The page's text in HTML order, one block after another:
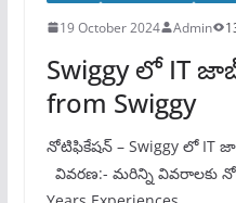
19 October 2024 Admin
Swiggy లో IT
from Swiggy
నోటిఫికేషన్ – Swiggy లో IT
వివరణ:- మరిన్ని వివరాలకు